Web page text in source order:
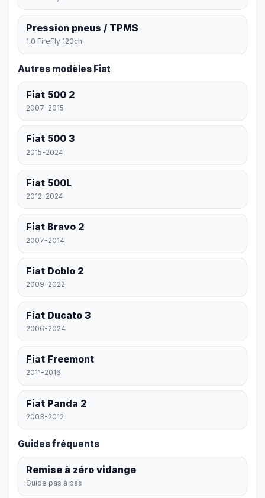
Pression pneus / TPMS
1.0 FireFly 120ch
Autres modèles Fiat
Fiat 500 2
2007-2015
Fiat 500 3
2015-2024
Fiat 500L
2012-2024
Fiat Bravo 2
2007-2014
Fiat Doblo 2
2009-2022
Fiat Ducato 3
2006-2024
Fiat Freemont
2011-2016
Fiat Panda 2
2003-2012
Guides fréquents
Remise à zéro vidange
Guide pas à pas